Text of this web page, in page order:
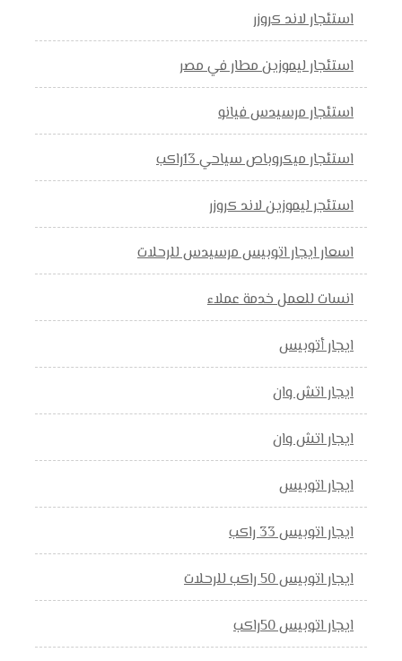
استئجار لاند كروزر
استئجار ليموزين مطار في مصر
استئجار مرسيدس فيانو
استئجار ميكروباص سياحي 13راكب
استئجر ليموزين لاند كروزر
اسعار ايجار اتوبيس مرسيدس للرحلات
انسات للعمل خدمة عملاء
ايجار أتوبيس
ايجار اتش وان
ايجار اتش وان
ايجار اتوبيس
ايجار اتوبيس 33 راكب
ايجار اتوبيس 50 راكب للرحلات
ايجار اتوبيس 50راكب